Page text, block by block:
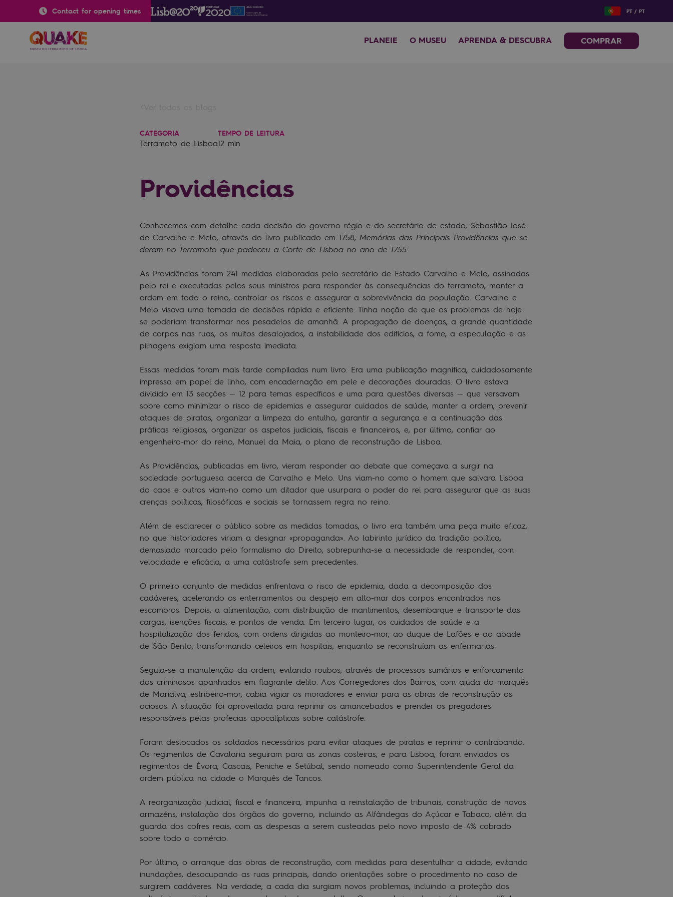
Contact for opening times PT / PT
PLANEIE O MUSEU APRENDA & DESCUBRA COMPRAR
CATEGORIA
Terramoto de Lisboa
TEMPO DE LEITURA
12 min
Providências
Conhecemos com detalhe cada decisão do governo régio e do secretário de estado, Sebastião José
de Carvalho e Melo, através do livro publicado em 1758,Memórias das Principais Providências que se
deram no Terramoto que padeceu a Corte de Lisboa no ano de 1755.
As Providências foram 241 medidas elaboradas pelo secretário de Estado Carvalho e Melo, assinadas
pelo rei e executadas pelos seus ministros para responder às consequências do terramoto, manter a
ordem em todo o reino, controlar os riscos e assegurar a sobrevivência da população. Carvalho e
Melo visava uma tomada de decisões rápida e eficiente. Tinha noção de que os problemas de hoje
se poderiam transformar nos pesadelos de amanhã. A propagação de doenças, a grande quantidade
de corpos nas ruas, os muitos desalojados, a instabilidade dos edifícios, a fome, a especulação e as
pilhagens exigiam uma resposta imediata.
Essas medidas foram mais tarde compiladas num livro. Era uma publicação magnífica, cuidadosamente
impressa em papel de linho, com encadernação em pele e decorações douradas. O livro estava
dividido em 13 secções — 12 para temas específicos e uma para questões diversas — que versavam
sobre como minimizar o risco de epidemias e assegurar cuidados de saúde, manter a ordem, prevenir
ataques de piratas, organizar a limpeza do entulho, garantir a segurança e a continuação das
práticas religiosas, organizar os aspetos judiciais, fiscais e financeiros, e, por último, confiar ao
engenheiro-mor do reino, Manuel da Maia, o plano de reconstrução de Lisboa.
As Providências, publicadas em livro, vieram responder ao debate que começava a surgir na
sociedade portuguesa acerca de Carvalho e Melo. Uns viam-no como o homem que salvara Lisboa
do caos e outros viam-no como um ditador que usurpara o poder do rei para assegurar que as suas
crenças políticas, filosóficas e sociais se tornassem regra no reino.
Além de esclarecer o público sobre as medidas tomadas, o livro era também uma peça muito eficaz,
no que historiadores viriam a designar «propaganda». Ao labirinto jurídico da tradição política,
demasiado marcado pelo formalismo do Direito, sobrepunha-se a necessidade de responder, com
velocidade e eficácia, a uma catástrofe sem precedentes.
O primeiro conjunto de medidas enfrentava o risco de epidemia, dada a decomposição dos
cadáveres, acelerando os enterramentos ou despejo em alto-mar dos corpos encontrados nos
escombros. Depois, a alimentação, com distribuição de mantimentos, desembarque e transporte das
cargas, isenções fiscais, e pontos de venda. Em terceiro lugar, os cuidados de saúde e a
hospitalização dos feridos, com ordens dirigidas ao monteiro-mor, ao duque de Lafões e ao abade
de São Bento, transformando celeiros em hospitais, enquanto se reconstruíam as enfermarias.
Seguia-se a manutenção da ordem, evitando roubos, através de processos sumários e enforcamento
dos criminosos apanhados em flagrante delito. Aos Corregedores dos Bairros, com ajuda do marquês
de Marialva, estribeiro-mor, cabia vigiar os moradores e enviar para as obras de reconstrução os
ociosos. A situação foi aproveitada para reprimir os amancebados e prender os pregadores
responsáveis pelas profecias apocalípticas sobre catástrofe.
Foram deslocados os soldados necessários para evitar ataques de piratas e reprimir o contrabando.
Os regimentos de Cavalaria seguiram para as zonas costeiras, e para Lisboa, foram enviados os
regimentos de Évora, Cascais, Peniche e Setúbal, sendo nomeado como Superintendente Geral da
ordem pública na cidade o Marquês de Tancos.
A reorganização judicial, fiscal e financeira, impunha a reinstalação de tribunais, construção de novos
armazéns, instalação dos órgãos do governo, incluindo as Alfândegas do Açúcar e Tabaco, além da
guarda dos cofres reais, com as despesas a serem custeadas pelo novo imposto de 4% cobrado
sobre todo o comércio.
Por último, o arranque das obras de reconstrução, com medidas para desentulhar a cidade, evitando
inundações, desocupando as ruas principais, dando orientações sobre o procedimento no caso de
surgirem cadáveres. Na verdade, a cada dia surgiam novos problemas, incluindo a proteção dos